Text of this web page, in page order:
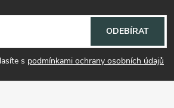
s podmínkami ochrany osobních údajů
ODEBÍRAT